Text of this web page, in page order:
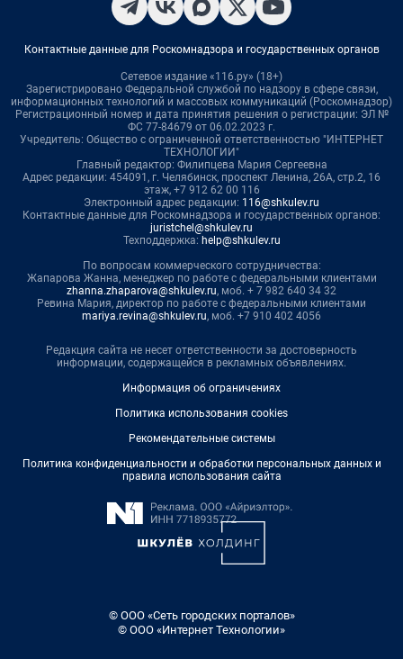
Контактные данные для Роскомнадзора и государственных органов
Сетевое издание «116.ру» (18+)
Зарегистрировано Федеральной службой по надзору в сфере связи,
информационных технологий и массовых коммуникаций (Роскомнадзор)
Регистрационный номер и дата принятия решения о регистрации: ЭЛ №
ФС 77-84679 от 06.02.2023 г.
Учредитель: Общество с ограниченной ответственностью "ИНТЕРНЕТ
ТЕХНОЛОГИИ"
Главный редактор: Филипцева Мария Сергеевна
Адрес редакции: 454091, г. Челябинск, проспект Ленина, 26А, стр.2, 16
этаж, +7 912 62 00 116
Электронный адрес редакции: 116@shkulev.ru
Контактные данные для Роскомнадзора и государственных органов:
juristchel@shkulev.ru
Техподдержка: help@shkulev.ru
По вопросам коммерческого сотрудничества:
Жапарова Жанна, менеджер по работе с федеральными клиентами
zhanna.zhaparova@shkulev.ru, моб. + 7 982 640 34 32
Ревина Мария, директор по работе с федеральными клиентами
mariya.revina@shkulev.ru, моб. +7 910 402 4056
Редакция сайта не несет ответственности за достоверность
информации, содержащейся в рекламных объявлениях.
Информация об ограничениях
Политика использования cookies
Рекомендательные системы
Политика конфиденциальности и обработки персональных данных и
правила использования сайта
© ООО «Сеть городских порталов»
© ООО «Интернет Технологии»